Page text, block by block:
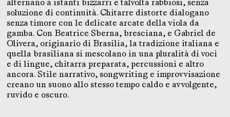
alternano a istanti bizzarri e talvolta rabbiosi, senza
soluzione di continuità. Chitarre distorte dialogano
senza timore con le delicate arcate della viola da
gamba. Con Beatrice Sberna, bresciana, e Gabriel de
Olivera, originario di Brasilia, la tradizione italiana e
quella brasiliana si mescolano in una pluralità di voci
e di lingue, chitarra preparata, percussioni e altro
ancora. Stile narrativo, songwriting e improvvisazione
creano un suono allo stesso tempo caldo e avvolgente,
ruvido e oscuro.